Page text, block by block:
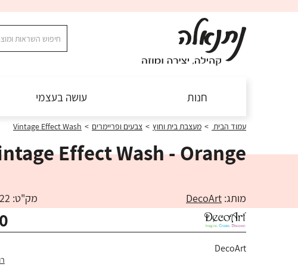
חנות עושה בעצמי
עמוד הבית > מעצבת בית וחוץ > צבעים ופריימרים >
Vintage Effect Wash
Effect Wash - Orange
מותג: DecoArt מק"ט: 766218099822
DecoArt